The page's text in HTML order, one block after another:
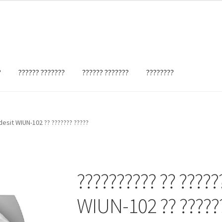
?????? ??????? ?????? ??????? ????????
WIUN-102 ?? ??????? ?????
?????????? ??
WIUN-102 ??